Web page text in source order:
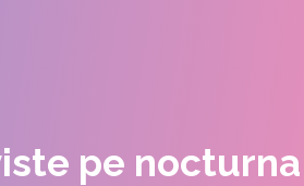
pe nocturna